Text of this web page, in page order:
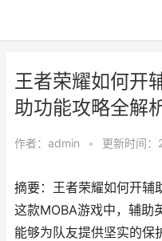
王者荣耀如何开
助功能攻略全解
作者： admin • 更新时间
摘要：王者荣耀如何开辅
这款MOBA游戏中，辅助
能够为队友提供坚实的保